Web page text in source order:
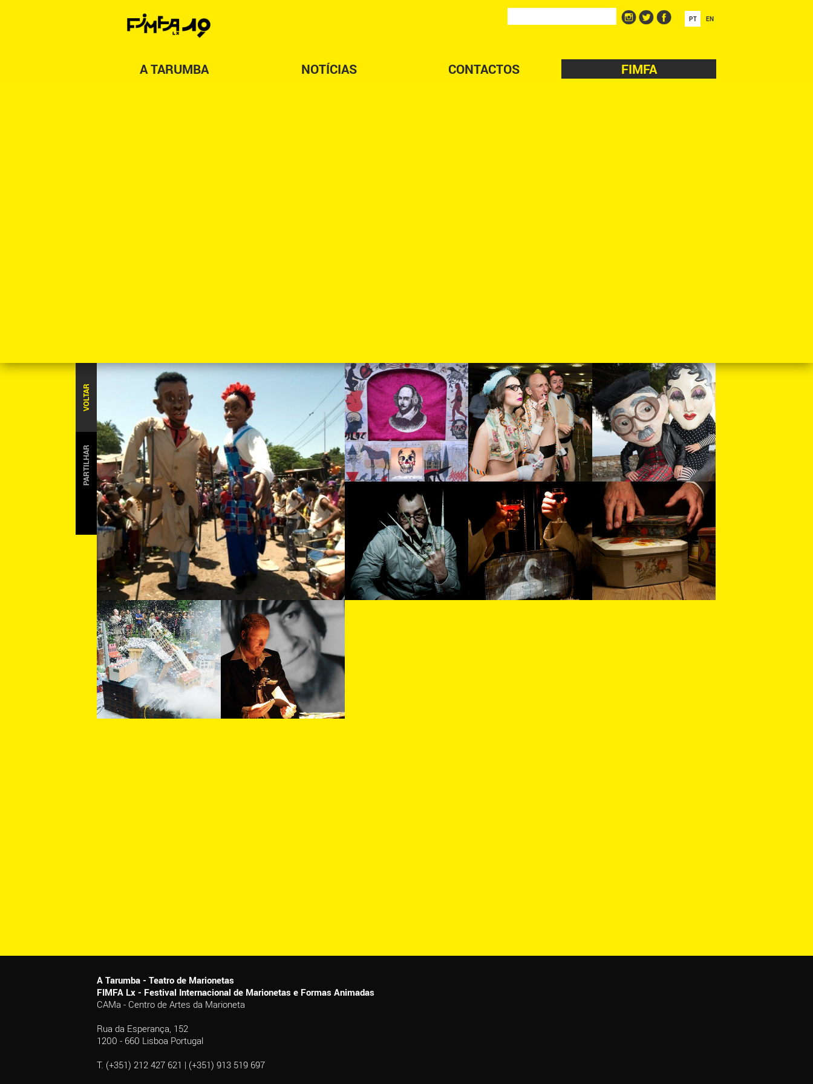
A TARUMBA NOTÍCIAS CONTACTOS FIMFA
PT EN
VOLTAR
PARTILHAR
A Tarumba - Teatro de Marionetas
FIMFA Lx - Festival Internacional de Marionetas e Formas Animadas
CAMa - Centro de Artes da Marioneta
Rua da Esperança, 152
1200 - 660 Lisboa Portugal
T. (+351) 212 427 621 | (+351) 913 519 697